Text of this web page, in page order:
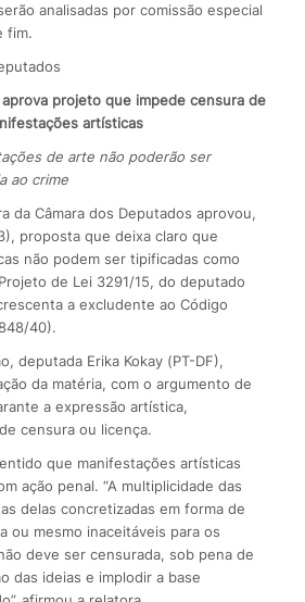
analisadas por comissão especial
fim.
projeto que impede censura de
artísticas
de arte não poderão ser
ao crime
da Câmara dos Deputados aprovou,
proposta que deixa claro que
não podem ser tipificadas como
de Lei 3291/15, do deputado
a excludente ao Código
40).
deputada Erika Kokay (PT-DF),
da matéria, com o argumento de
a expressão artística,
censura ou licença.
que manifestações artísticas
ação penal. “A multiplicidade das
delas concretizadas em forma de
ou mesmo inaceitáveis para os
deve ser censurada, sob pena de
das ideias e implodir a base